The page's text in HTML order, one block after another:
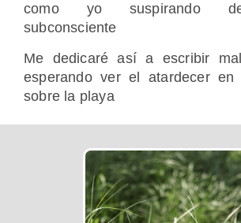
como yo suspirando
subconsciente
Me dedicaré así a escribir
esperando ver el atardecer en
sobre la playa